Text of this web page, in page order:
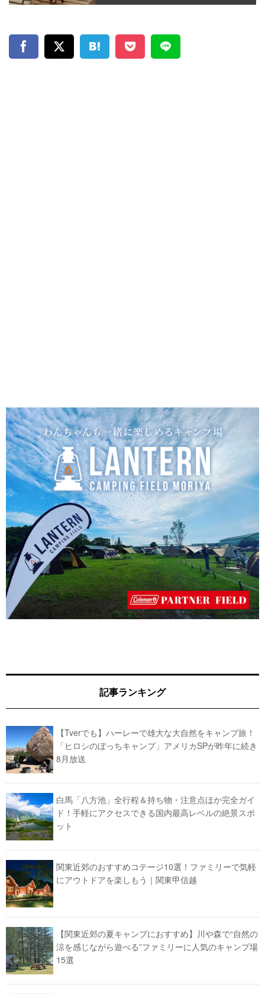
記事ランキング
【Tverでも】ハーレーで雄大な大自然をキャンプ旅！
「ヒロシのぼっちキャンプ」アメリカSPが昨年に続き
8月放送
白馬「八方池」全行程＆持ち物・注意点ほか完全ガイ
ド！手軽にアクセスできる国内最高レベルの絶景スポ
ット
関東近郊のおすすめコテージ10選！ファミリーで気軽
にアウトドアを楽しもう｜関東甲信越
【関東近郊の夏キャンプにおすすめ】川や森で“自然の
涼を感じながら遊べる”ファミリーに人気のキャンプ場
15選